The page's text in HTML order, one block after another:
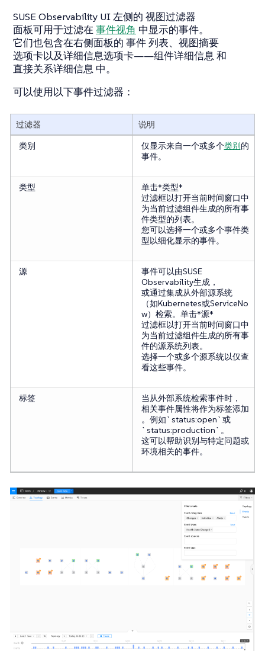
SUSE Observability UI 左侧的 视图过滤器
面板可用于过滤在事件视角 中显示的事件。
它们也包含在右侧面板的 事件列表、 视图摘要
选项卡以及详细信息选项卡——组件详细信息和
直接关系详细信息 中。
可以使用以下事件过滤器：
过滤器
说明
类别
仅显示来自一个或多个类别的
事件。
类型
单击*类型*
过滤框以打开当前时间窗口中
为当前过滤组件生成的所有事
件类型的列表。
您可以选择一个或多个事件类
型以细化显示的事件。
源
事件可以由SUSE
Observability生成，
或通过集成从外部源系统
（如Kubernetes或ServiceNo
w）检索。单击*源*
过滤框以打开当前时间窗口中
为当前过滤组件生成的所有事
件的源系统列表。
选择一个或多个源系统以仅查
看这些事件。
标签
当从外部系统检索事件时，
相关事件属性将作为标签添加
。例如`status:open`或
`status:production`。
这可以帮助识别与特定问题或
环境相关的事件。